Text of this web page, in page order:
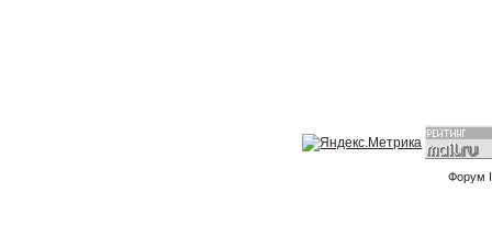
Форум